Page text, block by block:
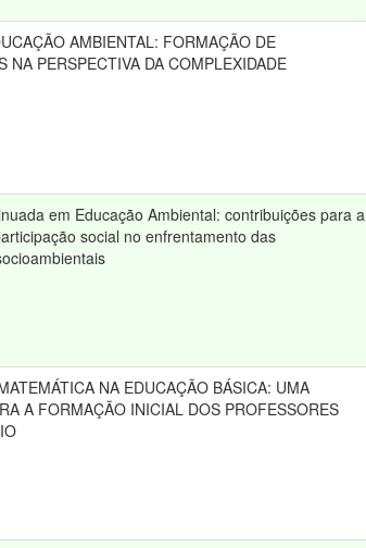
AMBIENTAL: FORMAÇÃO DE
NA PERSPECTIVA DA COMPLEXIDADE
em Educação Ambiental: contribuições para a
social no enfrentamento das
NA EDUCAÇÃO BÁSICA: UMA
A FORMAÇÃO INICIAL DOS PROFESSORES